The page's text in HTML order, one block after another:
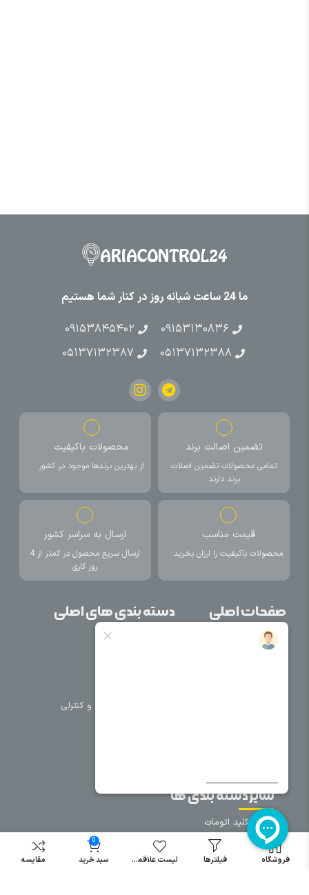
ما 24 ساعت شبانه روز در کنار شما هستیم
۰۹۱۵۳۱۳۰۸۳۶
۰۹۱۵۳۸۴۵۴۰۲
۰۵۱۳۷۱۳۲۳۸۸
۰۵۱۳۷۱۳۲۳۸۷
تضمین اصالت برند
تمامی محصولات تضمین اصلات
برند دارند
محصولات باکیفیت
از بهترین برندها موجود در کشور
قیمت مناسب
محصولات باکیفیت را ارزان بخرید
ارسال به سراسر کشور
ارسال سریع محصول در کمتر از 4
روز کاری
صفحات اصلی
خانه
دسته بندی های اصلی
تجهیزات حفاظتی و کنترلی
سایر دسته بندی ها
خرید کلید اتومات
خرید کنتاکتور
خرید فیوز
فروشگاه فیلترها لیست علاقمندی
0
سبد خرید مقایسه